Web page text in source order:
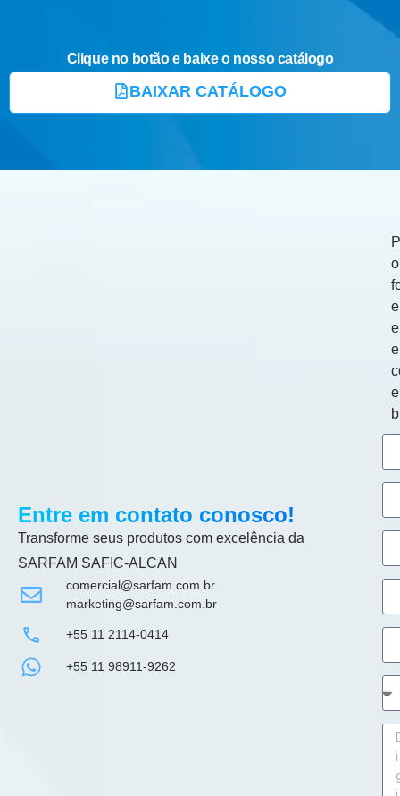
Clique no botão e baixe o nosso catálogo
BAIXAR CATÁLOGO
Entre em contato conosco!
Transforme seus produtos com excelência da
SARFAM SAFIC-ALCAN
comercial@sarfam.com.br
marketing@sarfam.com.br
+55 11 2114-0414
+55 11 98911-9262
o
e